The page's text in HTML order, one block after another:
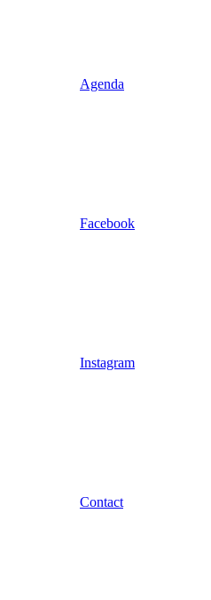
Agenda
Facebook
Instagram
Contact